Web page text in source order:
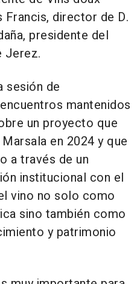
director de D.
presidente del
Jerez.
sesión de
mantenidos
un proyecto que
en 2024 y que
a través de un
institucional con el
vino no solo como
sino también como
y patrimonio